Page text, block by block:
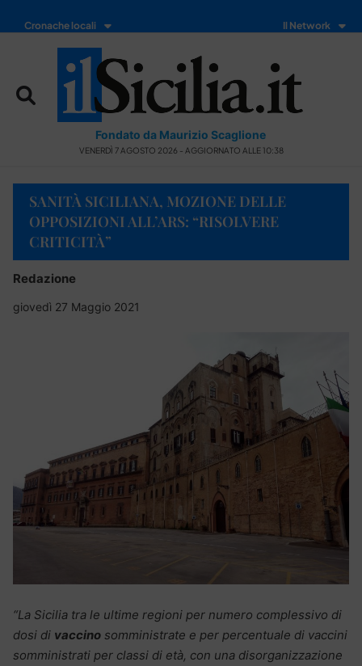
Cronache locali Il Network
Fondato da Maurizio Scaglione
VENERDÌ 7 AGOSTO 2026 - AGGIORNATO ALLE 10:38
SANITÀ SICILIANA, MOZIONE DELLE
OPPOSIZIONI ALL’ARS: “RISOLVERE
CRITICITÀ”
Redazione
giovedì 27 Maggio 2021
“La Sicilia tra le ultime regioni per numero complessivo di
dosi di vaccino somministrate e per percentuale di vaccini
somministrati per classi di età, con una disorganizzazione